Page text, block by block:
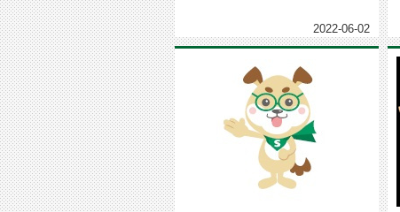
2022-06-02